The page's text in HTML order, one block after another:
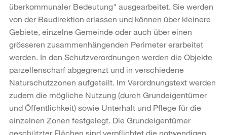
überkommunaler Bedeutung" ausgearbeitet. Sie werden
von der Baudirektion erlassen und können über kleinere
Gebiete, einzelne Gemeinde oder auch über einen
grösseren zusammenhängenden Perimeter erarbeitet
werden. In den Schutzverordnungen werden die Objekte
parzellenscharf abgegrenzt und in verschiedene
Naturschutzzonen aufgeteilt. Im Verordnungstext werden
zudem die mögliche Nutzung (durch Grundeigentümer
und Öffentlichkeit) sowie Unterhalt und Pflege für die
einzelnen Zonen festgelegt. Die Grundeigentümer
geschützter Flächen sind verpflichtet die notwendigen